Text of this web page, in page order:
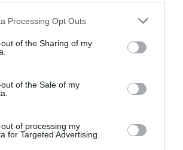
Processing Opt Outs
of the Sharing of my
of the Sale of my
of processing my
for Targeted Advertising.
en contra de la liberalización y en defensa del
informe de la Comisión Nacional de
Mercados y Competencia (CNMC).
06/05/2014